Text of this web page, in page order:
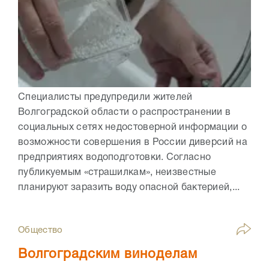
Специалисты предупредили жителей
Волгоградской области о распространении в
социальных сетях недостоверной информации о
возможности совершения в России диверсий на
предприятиях водоподготовки. Согласно
публикуемым «страшилкам», неизвестные
планируют заразить воду опасной бактерией,...
Общество
Волгоградским виноделам